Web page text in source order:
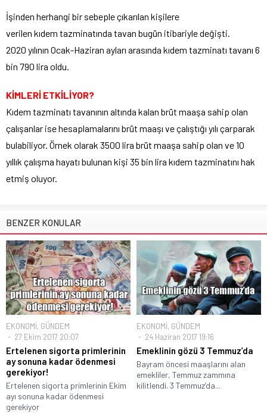
İşinden herhangi bir sebeple çıkarılan kişilere
verilen kıdem tazminatında tavan bugün itibariyle değişti.
2020 yılının Ocak-Haziran ayları arasında kıdem tazminatı tavanı 6
bin 790 lira oldu.
KİMLERİ ETKİLİYOR?
Kıdem tazminatı tavanının altında kalan brüt maaşa sahip olan
çalışanlar ise hesaplamalarını brüt maaşı ve çalıştığı yılı çarparak
bulabiliyor. Örnek olarak 3500 lira brüt maaşa sahip olan ve 10
yıllık çalışma hayatı bulunan kişi 35 bin lira kıdem tazminatını hak
etmiş oluyor.
BENZER KONULAR
EKONOMİ, GÜNDEM
27 Ekim 2017 20:07
Ertelenen sigorta primlerinin
ay sonuna kadar ödenmesi
gerekiyor!
Ertelenen sigorta primlerinin Ekim
ayı sonuna kadar ödenmesi
gerekiyor
EKONOMİ, GÜNDEM
24 Haziran 2017 19:16
Emeklinin gözü 3 Temmuz’da
Bayram öncesi maaşlarını alan
emekliler, Temmuz zammına
kilitlendi. 3 Temmuz’da...